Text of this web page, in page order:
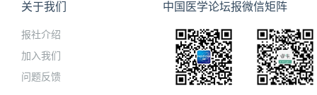
关于我们
报社介绍
加入我们
问题反馈
中国医学论坛报微信矩阵